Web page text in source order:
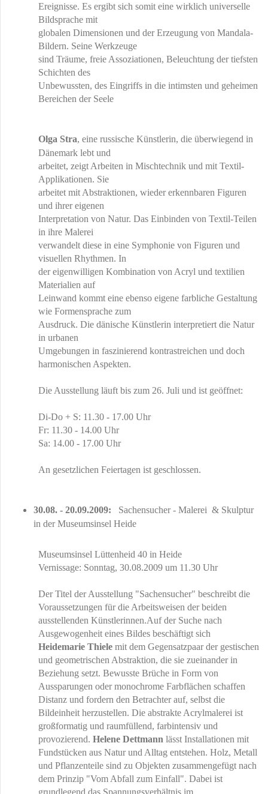
Ereignisse. Es ergibt sich somit eine wirklich universelle
Bildsprache mit
globalen Dimensionen und der Erzeugung von Mandala-
Bildern. Seine Werkzeuge
sind Träume, freie Assoziationen, Beleuchtung der tiefsten
Schichten des
Unbewussten, des Eingriffs in die intimsten und geheimen
Bereichen der Seele
Olga Stra, eine russische Künstlerin, die überwiegend in
Dänemark lebt und
arbeitet, zeigt Arbeiten in Mischtechnik und mit Textil-
Applikationen. Sie
arbeitet mit Abstraktionen, wieder erkennbaren Figuren
und ihrer eigenen
Interpretation von Natur. Das Einbinden von Textil-Teilen
in ihre Malerei
verwandelt diese in eine Symphonie von Figuren und
visuellen Rhythmen. In
der eigenwilligen Kombination von Acryl und textilien
Materialien auf
Leinwand kommt eine ebenso eigene farbliche Gestaltung
wie Formensprache zum
Ausdruck. Die dänische Künstlerin interpretiert die Natur
in urbanen
Umgebungen in faszinierend kontrastreichen und doch
harmonischen Aspekten.
Die Ausstellung läuft bis zum 26. Juli und ist geöffnet:
Di-Do + S: 11.30 - 17.00 Uhr
Fr: 11.30 - 14.00 Uhr
Sa: 14.00 - 17.00 Uhr
An gesetzlichen Feiertagen ist geschlossen.
30.08. - 20.09.2009:
Sachensucher - Malerei & Skulptur
in der Museumsinsel Heide
Museumsinsel Lüttenheid 40 in Heide
Vernissage: Sonntag, 30.08.2009 um 11.30 Uhr
Der Titel der Ausstellung "Sachensucher" beschreibt die
Voraussetzungen für die Arbeitsweisen der beiden
ausstellenden Künstlerinnen.Auf der Suche nach
Ausgewogenheit eines Bildes beschäftigt sich
Heidemarie Thiele mit dem Gegensatzpaar der gestischen
und geometrischen Abstraktion, die sie zueinander in
Beziehung setzt. Bewusste Brüche in Form von
Aussparungen oder monochrome Farbflächen schaffen
Distanz und fordern den Betrachter auf, selbst die
Bildeinheit herzustellen. Die abstrakte Acrylmalerei ist
großformatig und raumfüllend, farbintensiv und
provozierend. Helene Dettmann lässt Installationen mit
Fundstücken aus Natur und Alltag entstehen. Holz, Metall
und Pflanzenteile sind zu Objekten zusammengefügt nach
dem Prinzip "Vom Abfall zum Einfall". Dabei ist
grundlegend das Spannungsverhältnis im